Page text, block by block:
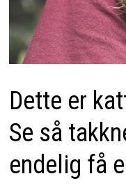
Dette er
Se så
endelig få